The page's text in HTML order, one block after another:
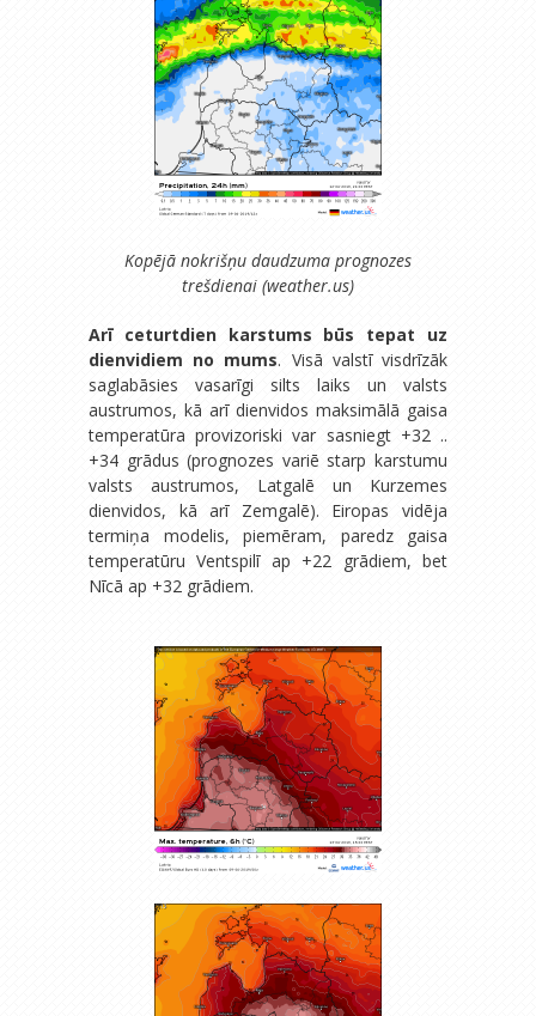
Kopējā nokrišņu daudzuma prognozes
trešdienai (weather.us)
Arī ceturtdien karstums būs tepat uz
dienvidiem no mums. Visā valstī visdrīzāk
saglabāsies vasarīgi silts laiks un valsts
austrumos, kā arī dienvidos maksimālā gaisa
temperatūra provizoriski var sasniegt +32 ..
+34 grādus (prognozes variē starp karstumu
valsts austrumos, Latgalē un Kurzemes
dienvidos, kā arī Zemgalē). Eiropas vidēja
termiņa modelis, piemēram, paredz gaisa
temperatūru Ventspilī ap +22 grādiem, bet
Nīcā ap +32 grādiem.